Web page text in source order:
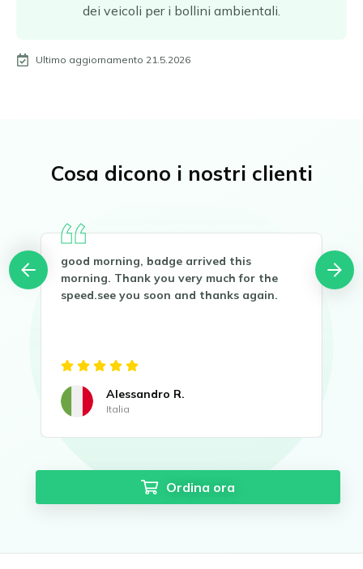
dei veicoli per i bollini ambientali.
Ultimo aggiornamento 21.5.2026
Cosa dicono i nostri clienti
good morning, badge arrived this
morning. Thank you very much for the
speed.see you soon and thanks again.
Alessandro R.
Italia
Ordina ora